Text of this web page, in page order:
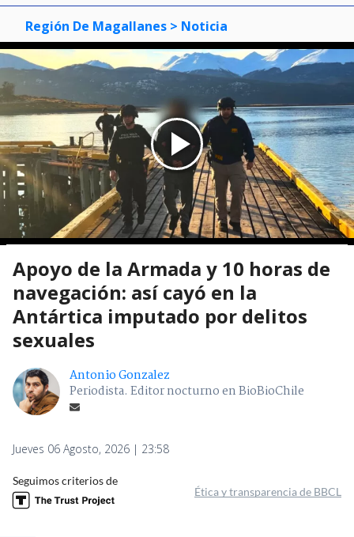
Región De Magallanes > Noticia
Apoyo de la Armada y 10 horas de
navegación: así cayó en la
Antártica imputado por delitos
sexuales
Antonio Gonzalez
Periodista. Editor nocturno en BioBioChile
Jueves 06 Agosto, 2026 | 23:58
Seguimos criterios de
Ética y transparencia de BBCL